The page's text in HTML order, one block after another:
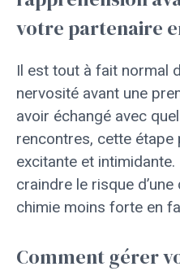
votre partenaire
Il est tout à fait normal
nervosité avant une
avoir échangé avec
rencontres, cette
excitante et
craindre le risque d’une
chimie moins forte en
Comment gérer